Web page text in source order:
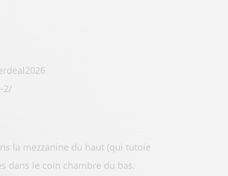
2/
la mezzanine du haut (qui tutoie
dans le coin chambre du bas.